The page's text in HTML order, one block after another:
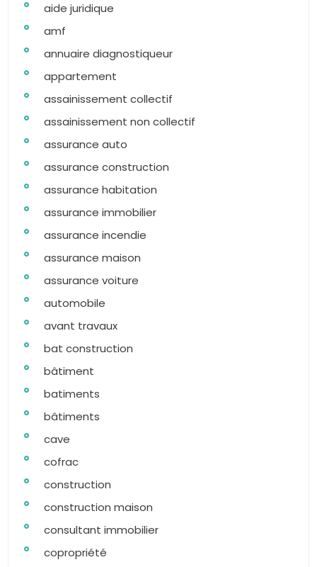
aide juridique
amf
annuaire diagnostiqueur
appartement
assainissement collectif
assainissement non collectif
assurance auto
assurance construction
assurance habitation
assurance immobilier
assurance incendie
assurance maison
assurance voiture
automobile
avant travaux
bat construction
bâtiment
batiments
bâtiments
cave
cofrac
construction
construction maison
consultant immobilier
copropriété